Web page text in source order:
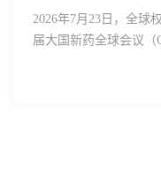
2026年7月23日，全球
届大国新药全球会议（